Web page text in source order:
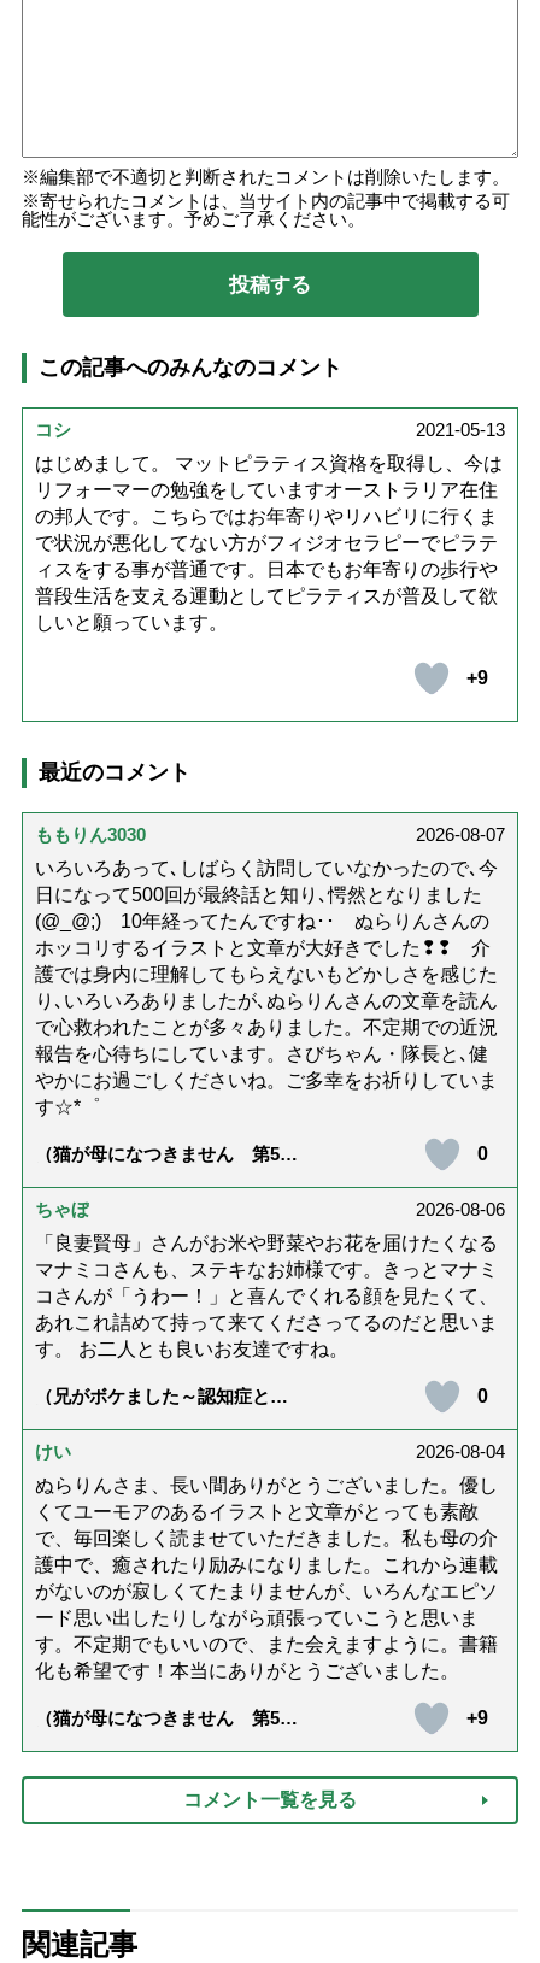
編集部で不適切と判断されたコメントは削除いたします。
寄せられたコメントは、当サイト内の記事中で掲載する可
能性がございます。予めご了承ください。
この記事へのみんなのコメント
コシ
2021-05-13
はじめまして。 マットピラティス資格を取得し、今は
リフォーマーの勉強をしていますオーストラリア在住
の邦人です。こちらではお年寄りやリハビリに行くま
で状況が悪化してない方がフィジオセラピーでピラテ
ィスをする事が普通です。日本でもお年寄りの歩行や
普段生活を支える運動としてピラティスが普及して欲
しいと願っています。
+9
最近のコメント
ももりん3030
2026-08-07
いろいろあって､しばらく訪問していなかったので､今
日になって500回が最終話と知り､愕然となりました
(@_@;) 10年経ってたんですね･･ ぬらりんさんの
ホッコリするイラストと文章が大好きでした❢❢ 介
護では身内に理解してもらえないもどかしさを感じた
り､いろいろありましたが､ぬらりんさんの文章を読ん
で心救われたことが多々ありました。不定期での近況
報告を心待ちにしています。さびちゃん・隊長と､健
やかにお過ごしくださいね。ご多幸をお祈りしていま
す☆*゜
（猫が母になつきません 第500
0
ちゃぼ
2026-08-06
「良妻賢母」さんがお米や野菜やお花を届けたくなる
マナミコさんも、ステキなお姉様です。きっとマナミ
コさんが「うわー！」と喜んでくれる顔を見たくて、
あれこれ詰めて持って来てくださってるのだと思いま
す。 お二人とも良いお友達ですね。
（兄がボケました～認知症と介
達』が届きました」）
0
けい
2026-08-04
ぬらりんさま、長い間ありがとうございました。優し
くてユーモアのあるイラストと文章がとっても素敵
で、毎回楽しく読ませていただきました。私も母の介
護中で、癒されたり励みになりました。これから連載
がないのが寂しくてたまりませんが、いろんなエピソ
ード思い出したりしながら頑張っていこうと思いま
す。不定期でもいいので、また会えますように。書籍
化も希望です！本当にありがとうございました。
（猫が母になつきません 第500
+9
コメント一覧を見る
関連記事